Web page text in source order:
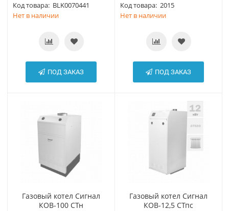
Код товара: BLK0070441
Нет в наличии
ПОД ЗАКАЗ
Код товара: 2015
Нет в наличии
ПОД ЗАКАЗ
Газовый котел Сигнал
КОВ-100 СТн
Газовый котел Сигнал
КОВ-12,5 СТпс